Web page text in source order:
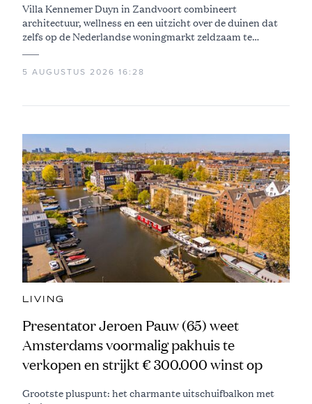
Villa Kennemer Duyn in Zandvoort combineert
architectuur, wellness en een uitzicht over de duinen dat
zelfs op de Nederlandse woningmarkt zeldzaam te
5 AUGUSTUS 2026 16:28
LIVING
Presentator Jeroen Pauw (65) weet
Amsterdams voormalig pakhuis te
verkopen en strijkt € 300.000 winst op
Grootste pluspunt: het charmante uitschuifbalkon met